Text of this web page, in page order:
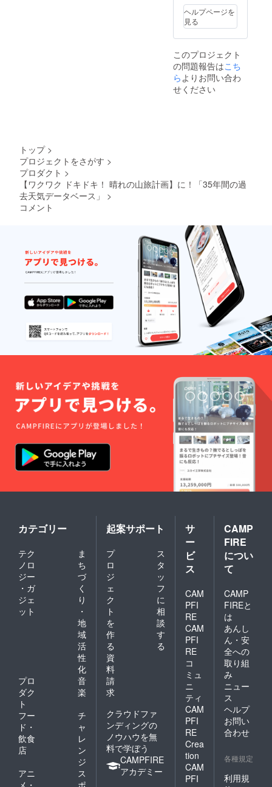
CAMPF
セージ
にて実
行者に
直接お
問い合
わせく
ださ
求書発
行事業
者登録
番号：
（適格
請求書
発行事
業者登
録番号
IREメッ
直接お
問い合
わせく
ださ
い）
ざいま
す。ご
了承く
ださ
ご注文
状況、
使用部
材の供
給状
もござ
行事業
者登録
番号：
あり
（適格
請求書
発行事
業者登
録番号
の記載
のある
インボ
イスが
必要な
は、
CAMPF
IREメッ
セージ
にて実
行者に
直接お
問い合
わせく
い）
1は別途
ご用意
くださ
い。）
ご支援
により
量産効
率が向
上した
もござ
いま
様は変
更にな
る可能
性もご
ざいま
す。ご
了承く
ださ
い。 ※
ご注文
状況、
使用部
材の供
給状
造工程
上の都
合等に
より出
荷時期
が遅れ
る場合
もござ
いま
適格請
求書発
行事業
番号：
（適格
請求書
発行事
業者登
録番号
のある
インボ
イスが
必要な
場合
は、
CAMPF
IREメッ
セージ
にて実
行者に
直接お
問い合
わせく
ださ
ヘルプページを
見る
このプロジェクト
の問題報告はこち
ら よりお問い合わ
せください
トップ >
プロジェクトをさがす >
プロダクト >
【ワクワク ドキドキ！ 晴れの山旅計画】に！「35年間の過
去天気データベース」
>
コメント
カテゴリー
テク
ノロ
ジー
・ガ
ジェ
ット
ま
ち
づ
く
り
・
地
域
活
性
化
プロ
ダク
ト
音
楽
フー
ド・
飲食
店
チ
ャ
レ
ン
ジ
アニ
メ・
ス
ポ
起案サポート
プ
ロ
ジ
ェ
ク
ト
を
作
る
ス
タ
ッ
フ
に
相
談
す
る
資
料
請
求
クラウドファ
ンディングの
ノウハウを無
料で学ぼう
CAMPFIRE
アカデミー
サ
ー
ビ
ス
CAM
PFI
RE
CAM
PFI
RE
コ
ミュ
ニ
ティ
CAM
PFI
RE
Crea
tion
CAM
PFI
CAMP
FIRE
につい
て
CAMP
FIREと
は
あんし
ん・安
全への
取り組
み
ニュー
ス
ヘルプ
お問い
合わせ
各種規定
利用規